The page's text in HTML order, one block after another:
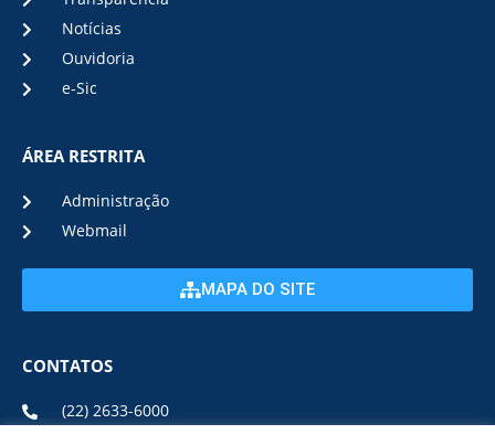
Notícias
Ouvidoria
e-Sic
ÁREA RESTRITA
Administração
Webmail
MAPA DO SITE
CONTATOS
(22) 2633-6000